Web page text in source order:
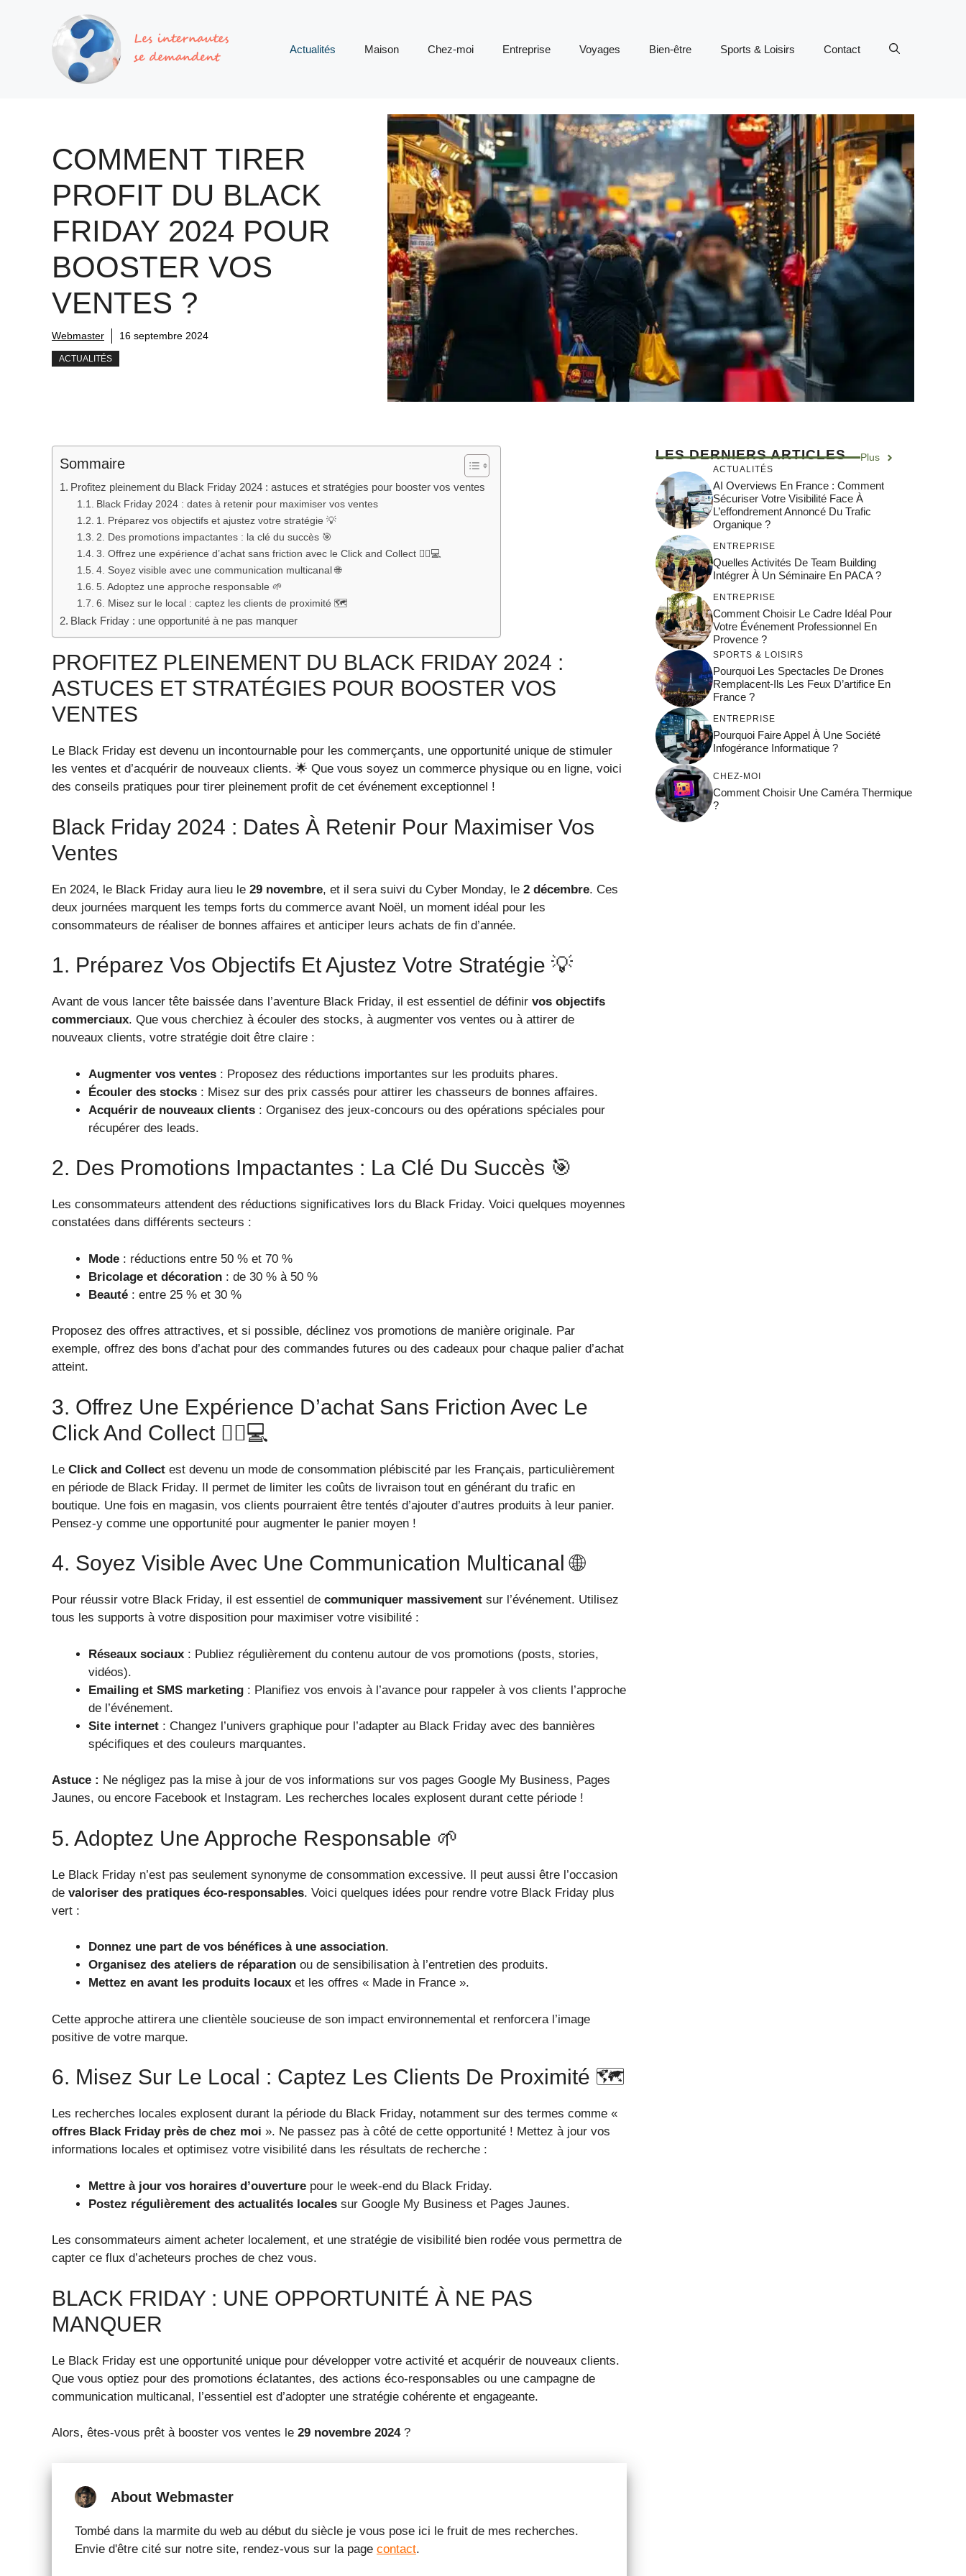
Actualités Maison Chez-moi Entreprise Voyages Bien-être Sports & Loisirs Contact
COMMENT TIRER
PROFIT DU BLACK
FRIDAY 2024 POUR
BOOSTER VOS
VENTES ?
Webmaster 16 septembre 2024
ACTUALITÉS
Sommaire
Profitez pleinement du Black Friday 2024 : astuces et stratégies pour booster vos ventes
Black Friday 2024 : dates à retenir pour maximiser vos ventes
1. Préparez vos objectifs et ajustez votre stratégie 💡
2. Des promotions impactantes : la clé du succès 🎯
3. Offrez une expérience d’achat sans friction avec le Click and Collect 🚶‍♂️💻
4. Soyez visible avec une communication multicanal 🌐
5. Adoptez une approche responsable 🌱
6. Misez sur le local : captez les clients de proximité 🗺️
Black Friday : une opportunité à ne pas manquer
PROFITEZ PLEINEMENT DU BLACK FRIDAY 2024 :
ASTUCES ET STRATÉGIES POUR BOOSTER VOS
VENTES
Le Black Friday est devenu un incontournable pour les commerçants, une opportunité unique de stimuler
les ventes et d’acquérir de nouveaux clients. 🌟 Que vous soyez un commerce physique ou en ligne, voici
des conseils pratiques pour tirer pleinement profit de cet événement exceptionnel !
Black Friday 2024 : Dates À Retenir Pour Maximiser Vos
Ventes
En 2024, le Black Friday aura lieu le 29 novembre, et il sera suivi du Cyber Monday, le 2 décembre. Ces
deux journées marquent les temps forts du commerce avant Noël, un moment idéal pour les
consommateurs de réaliser de bonnes affaires et anticiper leurs achats de fin d’année.
1. Préparez Vos Objectifs Et Ajustez Votre Stratégie 💡
Avant de vous lancer tête baissée dans l’aventure Black Friday, il est essentiel de définir vos objectifs
commerciaux. Que vous cherchiez à écouler des stocks, à augmenter vos ventes ou à attirer de
nouveaux clients, votre stratégie doit être claire :
Augmenter vos ventes : Proposez des réductions importantes sur les produits phares.
Écouler des stocks : Misez sur des prix cassés pour attirer les chasseurs de bonnes affaires.
Acquérir de nouveaux clients : Organisez des jeux-concours ou des opérations spéciales pour
récupérer des leads.
2. Des Promotions Impactantes : La Clé Du Succès 🎯
Les consommateurs attendent des réductions significatives lors du Black Friday. Voici quelques moyennes
constatées dans différents secteurs :
Mode : réductions entre 50 % et 70 %
Bricolage et décoration : de 30 % à 50 %
Beauté : entre 25 % et 30 %
Proposez des offres attractives, et si possible, déclinez vos promotions de manière originale. Par
exemple, offrez des bons d’achat pour des commandes futures ou des cadeaux pour chaque palier d’achat
atteint.
3. Offrez Une Expérience D’achat Sans Friction Avec Le
Click And Collect 🚶‍♂️💻
Le Click and Collect est devenu un mode de consommation plébiscité par les Français, particulièrement
en période de Black Friday. Il permet de limiter les coûts de livraison tout en générant du trafic en
boutique. Une fois en magasin, vos clients pourraient être tentés d’ajouter d’autres produits à leur panier.
Pensez-y comme une opportunité pour augmenter le panier moyen !
4. Soyez Visible Avec Une Communication Multicanal 🌐
Pour réussir votre Black Friday, il est essentiel de communiquer massivement sur l’événement. Utilisez
tous les supports à votre disposition pour maximiser votre visibilité :
Réseaux sociaux : Publiez régulièrement du contenu autour de vos promotions (posts, stories,
vidéos).
Emailing et SMS marketing : Planifiez vos envois à l’avance pour rappeler à vos clients l’approche
de l’événement.
Site internet : Changez l’univers graphique pour l’adapter au Black Friday avec des bannières
spécifiques et des couleurs marquantes.
Astuce : Ne négligez pas la mise à jour de vos informations sur vos pages Google My Business, Pages
Jaunes, ou encore Facebook et Instagram. Les recherches locales explosent durant cette période !
5. Adoptez Une Approche Responsable 🌱
Le Black Friday n’est pas seulement synonyme de consommation excessive. Il peut aussi être l’occasion
de valoriser des pratiques éco-responsables. Voici quelques idées pour rendre votre Black Friday plus
vert :
Donnez une part de vos bénéfices à une association.
Organisez des ateliers de réparation ou de sensibilisation à l’entretien des produits.
Mettez en avant les produits locaux et les offres « Made in France ».
Cette approche attirera une clientèle soucieuse de son impact environnemental et renforcera l’image
positive de votre marque.
6. Misez Sur Le Local : Captez Les Clients De Proximité 🗺️
Les recherches locales explosent durant la période du Black Friday, notamment sur des termes comme «
offres Black Friday près de chez moi ». Ne passez pas à côté de cette opportunité ! Mettez à jour vos
informations locales et optimisez votre visibilité dans les résultats de recherche :
Mettre à jour vos horaires d’ouverture pour le week-end du Black Friday.
Postez régulièrement des actualités locales sur Google My Business et Pages Jaunes.
Les consommateurs aiment acheter localement, et une stratégie de visibilité bien rodée vous permettra de
capter ce flux d’acheteurs proches de chez vous.
BLACK FRIDAY : UNE OPPORTUNITÉ À NE PAS
MANQUER
Le Black Friday est une opportunité unique pour développer votre activité et acquérir de nouveaux clients.
Que vous optiez pour des promotions éclatantes, des actions éco-responsables ou une campagne de
communication multicanal, l’essentiel est d’adopter une stratégie cohérente et engageante.
Alors, êtes-vous prêt à booster vos ventes le 29 novembre 2024?
About Webmaster
Tombé dans la marmite du web au début du siècle je vous pose ici le fruit de mes recherches.
Envie d'être cité sur notre site, rendez-vous sur la page contact.
LES DERNIERS ARTICLES Plus
ACTUALITÉS
AI Overviews En France : Comment
Sécuriser Votre Visibilité Face À
L’effondrement Annoncé Du Trafic
Organique ?
ENTREPRISE
Quelles Activités De Team Building
Intégrer À Un Séminaire En PACA ?
ENTREPRISE
Comment Choisir Le Cadre Idéal Pour
Votre Événement Professionnel En
Provence ?
SPORTS & LOISIRS
Pourquoi Les Spectacles De Drones
Remplacent-Ils Les Feux D’artifice En
France ?
ENTREPRISE
Pourquoi Faire Appel À Une Société
Infogérance Informatique ?
CHEZ-MOI
Comment Choisir Une Caméra Thermique
?